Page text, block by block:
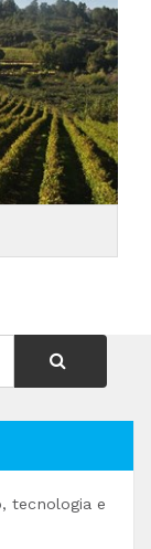
tecnologia e